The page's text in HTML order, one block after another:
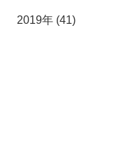
2019年 (41)